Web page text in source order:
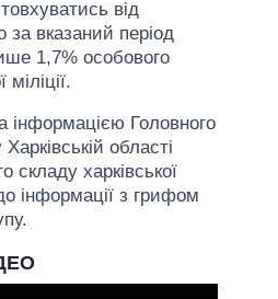
від
вказаний період
1,7% особового
міліції.
інформацією Головного
області
складу харківської
інформації з грифом